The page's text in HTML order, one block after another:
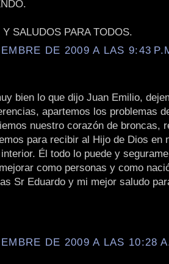
SALUDOS PARA TODOS.
DE 2009 A LAS 9:43
bien lo que dijo Juan Emilio,
apartemos los problemas
nuestro corazón de broncas,
para recibir al Hijo de Dios en
Él todo lo puede y
como personas y como
Sr Eduardo y mi mejor saludo
DE 2009 A LAS 10:28